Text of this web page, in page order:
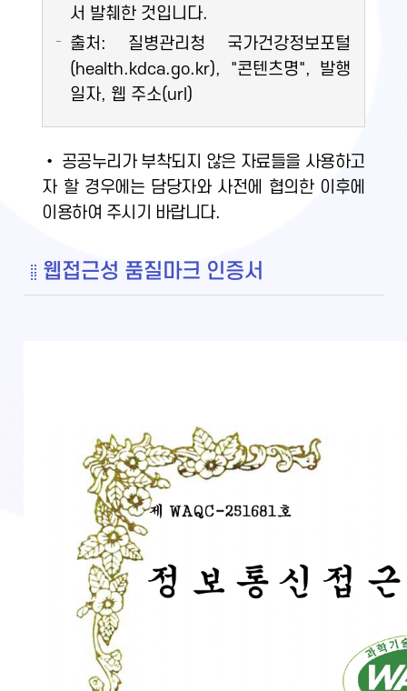
서 발췌한 것입니다.
출처: 질병관리청 국가건강정보포털
(health.kdca.go.kr), "콘텐츠명", 발행
일자, 웹 주소(url)
• 공공누리가 부착되지 않은 자료들을 사용하고
자 할 경우에는 담당자와 사전에 협의한 이후에
이용하여 주시기 바랍니다.
웹접근성 품질마크 인증서